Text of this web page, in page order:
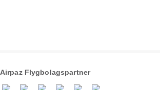
Airpaz Flygbolagspartner